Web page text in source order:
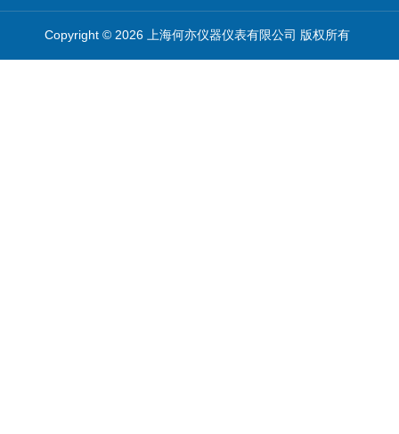
Copyright © 2026 上海何亦仪器仪表有限公司 版权所有